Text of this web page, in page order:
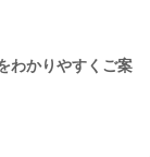
わかりやすくご案